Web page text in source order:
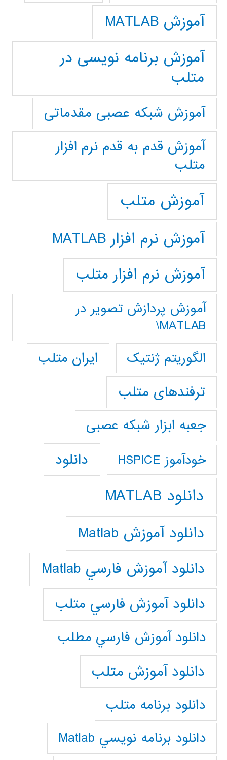
آموزش MATLAB
آموزش برنامه نویسی در
متلب
آموزش شبکه عصبی مقدماتی
آموزش قدم به قدم نرم افزار
متلب
آموزش متلب
آموزش نرم افزار MATLAB
آموزش نرم افزار متلب
آموزش پردازش تصوير در
MATLAB\
الگوریتم ژنتیک
ایران متلب
ترفندهای متلب
جعبه ابزار شبکه عصبی
خودآموز HSPICE دانلود
دانلود MATLAB
دانلود آموزش Matlab
دانلود آموزش فارسي Matlab
دانلود آموزش فارسي متلب
دانلود آموزش فارسي مطلب
دانلود آموزش متلب
دانلود برنامه متلب
دانلود برنامه نويسي Matlab